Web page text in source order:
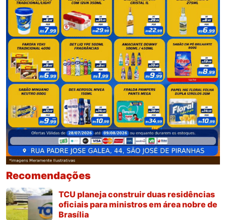
Recomendações
TCU planeja construir duas residências
oficiais para ministros em área nobre de
Brasília